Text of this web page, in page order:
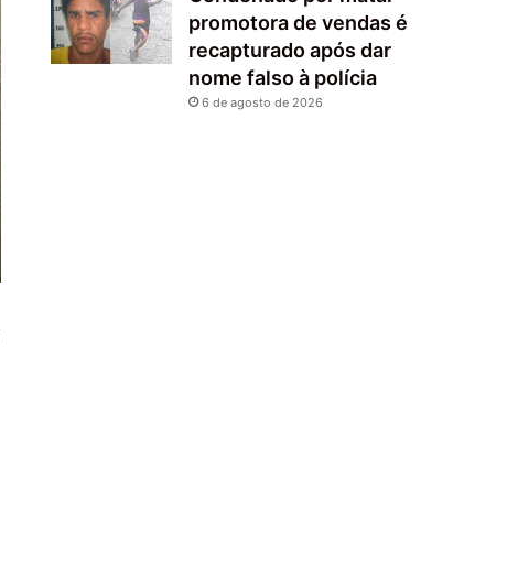
promotora de vendas é
recapturado após dar
nome falso à polícia
6 de agosto de 2026